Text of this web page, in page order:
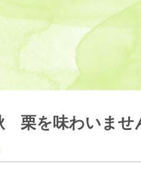
栗を味わいませ